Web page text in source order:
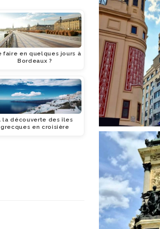
faire en quelques jours à
Bordeaux ?
la découverte des îles
grecques en croisière